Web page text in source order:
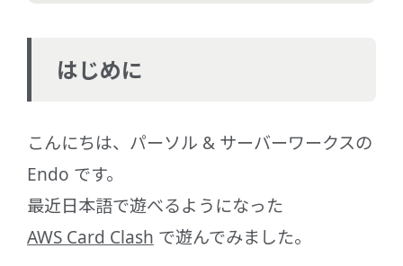
はじめに
こんにちは、パーソル & サーバーワークスの
Endo です。
最近日本語で遊べるようになった
AWS Card Clash で遊んでみました。